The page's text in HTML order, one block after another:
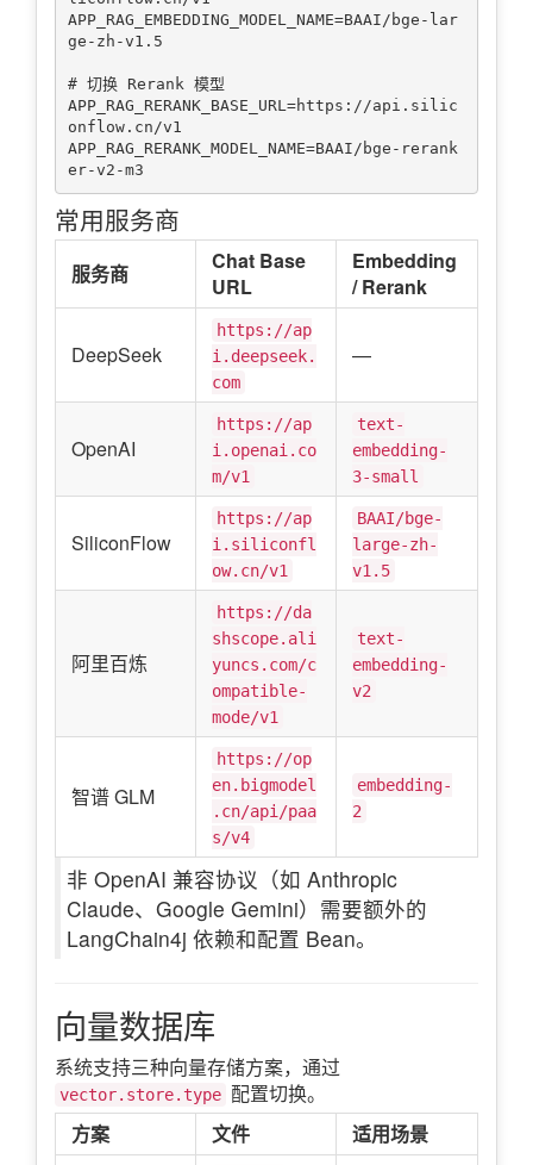
APP_RAG_EMBEDDING_MODEL_NAME=BAAI/bge-lar
ge-zh-v1.5
# 切换 Rerank 模型
APP_RAG_RERANK_BASE_URL=https://api.silic
onflow.cn/v1
APP_RAG_RERANK_MODEL_NAME=BAAI/bge-rerank
常用服务商
服务商
Chat Base
URL
Embedding
/ Rerank
DeepSeek
https://ap
i.deepseek.
com
—
OpenAI
https://ap
i.openai.co
m/v1
text-
embedding-
3-small
SiliconFlow
https://ap
i.siliconfl
ow.cn/v1
BAAI/bge-
large-zh-
v1.5
阿里百炼
https://da
shscope.ali
yuncs.com/c
ompatible-
mode/v1
text-
embedding-
v2
智谱 GLM
https://op
en.bigmodel
.cn/api/paa
s/v4
embedding-
2
非 OpenAI 兼容协议（如 Anthropic
Claude、Google Gemini）需要额外的
LangChain4j 依赖和配置 Bean。
向量数据库
系统支持三种向量存储方案，通过
vector.store.type 配置切换。
方案
文件 适用场景